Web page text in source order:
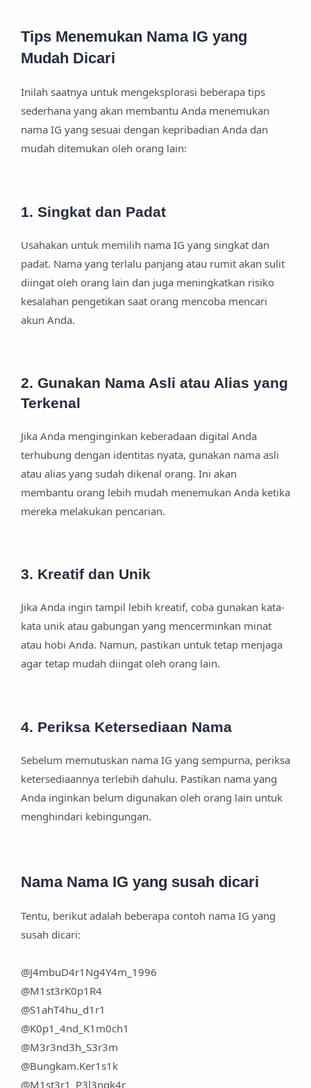
Tips Menemukan Nama IG yang
Mudah Dicari
Inilah saatnya untuk mengeksplorasi beberapa tips
sederhana yang akan membantu Anda menemukan
nama IG yang sesuai dengan kepribadian Anda dan
mudah ditemukan oleh orang lain:
1. Singkat dan Padat
Usahakan untuk memilih nama IG yang singkat dan
padat. Nama yang terlalu panjang atau rumit akan sulit
diingat oleh orang lain dan juga meningkatkan risiko
kesalahan pengetikan saat orang mencoba mencari
akun Anda.
2. Gunakan Nama Asli atau Alias yang
Terkenal
Jika Anda menginginkan keberadaan digital Anda
terhubung dengan identitas nyata, gunakan nama asli
atau alias yang sudah dikenal orang. Ini akan
membantu orang lebih mudah menemukan Anda ketika
mereka melakukan pencarian.
3. Kreatif dan Unik
Jika Anda ingin tampil lebih kreatif, coba gunakan kata-
kata unik atau gabungan yang mencerminkan minat
atau hobi Anda. Namun, pastikan untuk tetap menjaga
agar tetap mudah diingat oleh orang lain.
4. Periksa Ketersediaan Nama
Sebelum memutuskan nama IG yang sempurna, periksa
ketersediaannya terlebih dahulu. Pastikan nama yang
Anda inginkan belum digunakan oleh orang lain untuk
menghindari kebingungan.
Nama Nama IG yang susah dicari
Tentu, berikut adalah beberapa contoh nama IG yang
susah dicari:
@J4mbuD4r1Ng4Y4m_1996
@M1st3rK0p1R4
@S1ahT4hu_d1r1
@K0p1_4nd_K1m0ch1
@M3r3nd3h_S3r3m
@Bungkam.Ker1s1k
@M1st3r1_P3l3ngk4r